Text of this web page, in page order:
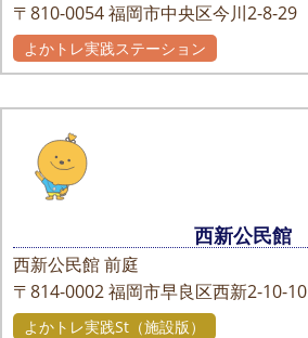
〒810-0054福岡市中央区今川2-8-29
よかトレ実践ステーション
西新公民館
西新公民館 前庭
〒814-0002福岡市早良区西新2-10-10
よかトレ実践St（施設版）